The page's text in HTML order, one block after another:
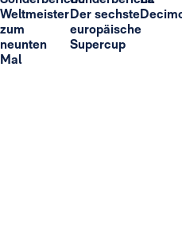
Weltmeister
zum
neunten
Mal
Der sechste
europäische
Supercup